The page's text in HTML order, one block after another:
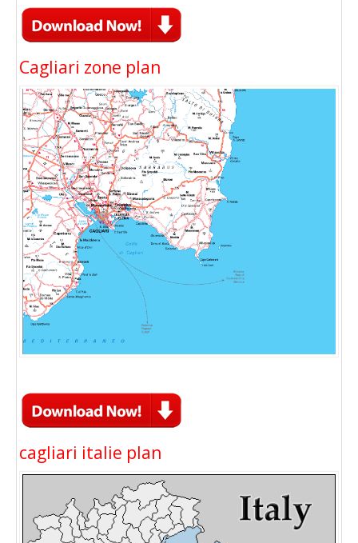
Cagliari zone plan
cagliari italie plan